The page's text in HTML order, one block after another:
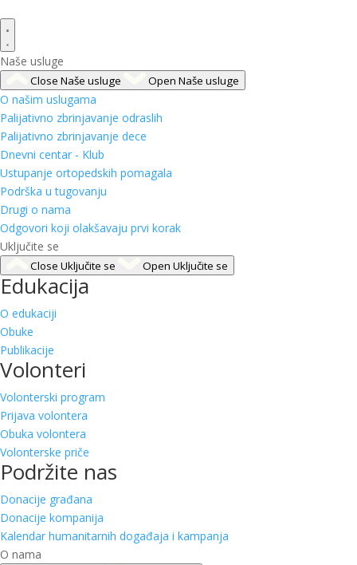
Naše usluge
Close Naše usluge Open Naše usluge
O našim uslugama
Palijativno zbrinjavanje odraslih
Palijativno zbrinjavanje dece
Dnevni centar - Klub
Ustupanje ortopedskih pomagala
Podrška u tugovanju
Drugi o nama
Odgovori koji olakšavaju prvi korak
Uključite se
Close Uključite se Open Uključite se
Edukacija
O edukaciji
Obuke
Publikacije
Volonteri
Volonterski program
Prijava volontera
Obuka volontera
Volonterske priče
Podržite nas
Donacije građana
Donacije kompanija
Kalendar humanitarnih događaja i kampanja
O nama